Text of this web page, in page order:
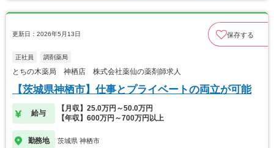
更新日：2026年5月13日 保存する
正社員 調剤薬局
とちの木薬局 神栖店 株式会社薬仙の薬剤師求人
【茨城県神栖市】仕事とプライベートの両立が可能
給与
【月収】25.0万円～50.0万円
【年収】600万円～700万円以上
勤務地 茨城県 神栖市